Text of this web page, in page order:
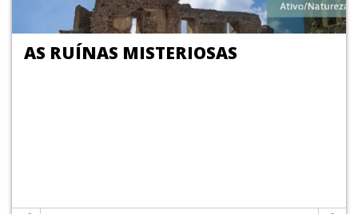
AS RUÍNAS MISTERIOSAS